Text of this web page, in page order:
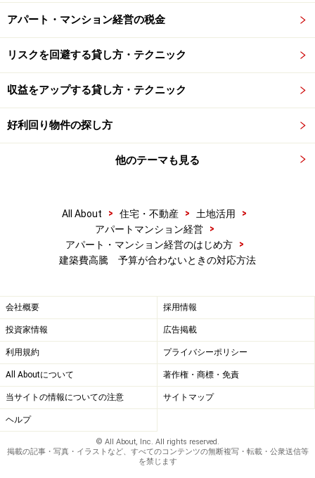
です。これが一番、分かりやすく比較できるので、オー
ります。
比較できるので、検討材料が多く「適正な価格だ」と納
得して発注することが出来ます。ただし、反面、建築業
者としてみると、「受注できる可能性が低い案件」とし
（２）特命発注
もう一つの打診方法は、特命（指値）による発注です。
数年前は、建設会社の営業マンも、何としても仕事がほ
しかったので、「見積り」といえば、喜んで突っ込んだ
社の反応もなかなか渋くなってきました。
「相見積りになると、取れる可能性が少ないし。いま積
算部隊も忙しいから・・・」そんな弱気な発言が、この
ところ、とても多いのです。
ところが、オーナーであるあなたから「この価格で、こ
の仕様で施工してくれれば、御社に任せます」というヒ
トコトがあれば、営業マンのやる気が全く変わってきま
アパート・マンション経営の税金
リスクを回避する貸し方・テクニック
収益をアップする貸し方・テクニック
好利回り物件の探し方
他のテーマも見る
All About > 住宅・不動産 > 土地活用
>
アパートマンション経営
>
アパート・マンション経営のはじめ方
>
建築費高騰 予算が合わないときの対応方法
会社概要 採用情報
投資家情報 広告掲載
利用規約 プライバシーポリシー
All Aboutについて 著作権・商標・免責
当サイトの情報についての注意 サイトマップ
ヘルプ
© All About, Inc. All rights reserved.
掲載の記事・写真・イラストなど、すべてのコンテンツの無断複写・転載・公衆送信等
を禁じます